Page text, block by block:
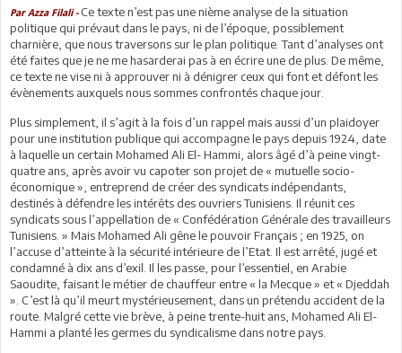
Par Azza Filali -Ce texte n’est pas une nième analyse de la situation
politique qui prévaut dans le pays, ni de l’époque, possiblement
charnière, que nous traversons sur le plan politique. Tant d’analyses ont
été faites que je ne me hasarderai pas à en écrire une de plus. De même,
ce texte ne vise ni à approuver ni à dénigrer ceux qui font et défont les
évènements auxquels nous sommes confrontés chaque jour.
Plus simplement, il s’agit à la fois d’un rappel mais aussi d’un plaidoyer
pour une institution publique qui accompagne le pays depuis 1924, date
à laquelle un certain Mohamed Ali El- Hammi, alors âgé d’à peine vingt-
quatre ans, après avoir vu capoter son projet de « mutuelle socio-
économique », entreprend de créer des syndicats indépendants,
destinés à défendre les intérêts des ouvriers Tunisiens. Il réunit ces
syndicats sous l’appellation de « Confédération Générale des travailleurs
Tunisiens. » Mais Mohamed Ali gêne le pouvoir Français ; en 1925, on
l’accuse d’atteinte à la sécurité intérieure de l’Etat. Il est arrêté, jugé et
condamné à dix ans d’exil. Il les passe, pour l’essentiel, en Arabie
Saoudite, faisant le métier de chauffeur entre « la Mecque » et « Djeddah
». C’est là qu’il meurt mystérieusement, dans un prétendu accident de la
route. Malgré cette vie brève, à peine trente-huit ans, Mohamed Ali El-
Hammi a planté les germes du syndicalisme dans notre pays.